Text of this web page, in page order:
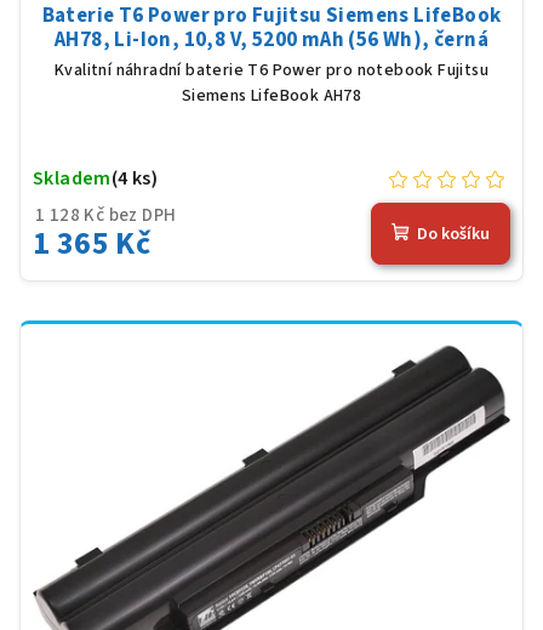
Baterie T6 Power pro Fujitsu Siemens LifeBook
AH78, Li-Ion, 10,8 V, 5200 mAh (56 Wh), černá
Kvalitní náhradní baterie T6 Power pro notebook Fujitsu
Siemens LifeBook AH78
1 128 Kč bez DPH
1 365 Kč
Skladem(4 ks)
Do košíku